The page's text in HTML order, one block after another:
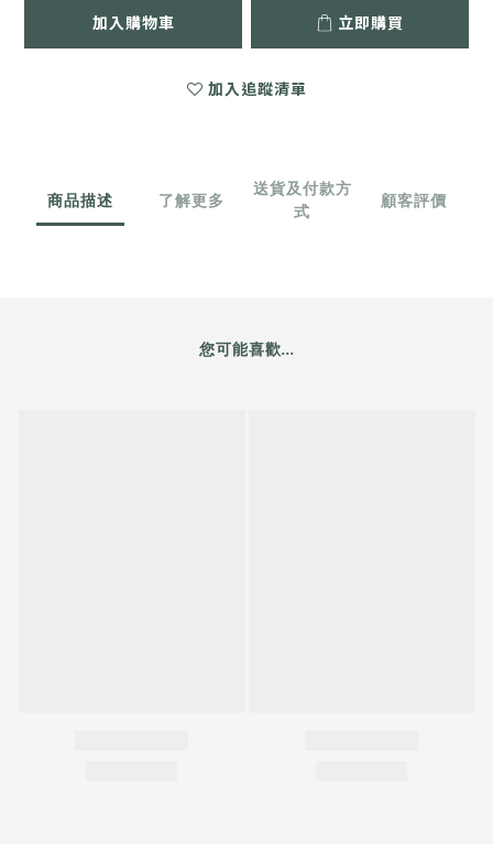
加入購物車 立即購買
加入追蹤清單
商品描述 了解更多
送貨及付款方
式
顧客評價
您可能喜歡...